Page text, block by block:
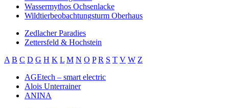
Wassermythos Ochsenlacke
Wildtierbeobachtungsturm Oberhaus
Zedlacher Paradies
Zettersfeld & Hochstein
A B C D G H K L M N O P R S T V W Z
AGEtech – smart electric
Alois Unterrainer
ANINA